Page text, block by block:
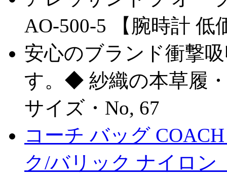
AO-500-5 【腕時計
安心のブランド衝撃
す。◆ 紗織の本草履
サイズ・No, 67
コーチ バッグ
ク/バリック ナイロン